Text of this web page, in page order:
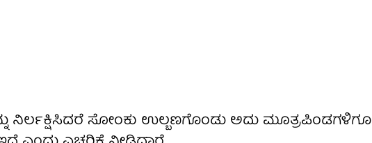
ನಿರ್ಲಕ್ಷಿಸಿದರೆ ಸೋಂಕು ಉಲ್ಬಣಗೊಂಡು ಅದು ಮೂತ್ರಪಿಂಡಗಳಿಗೂ